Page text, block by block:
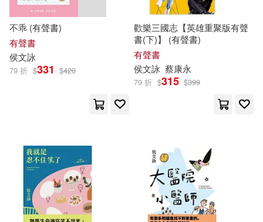
不乖 (有聲書)
有聲書
侯文詠
79 折 $331 $420
歡樂三國志【英雄重聚版有聲
書(下)】 (有聲書)
有聲書
侯文詠 蔡康永
79 折 $315 $399